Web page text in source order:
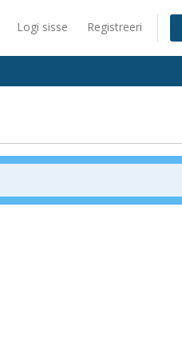
Logi sisse Registreeri